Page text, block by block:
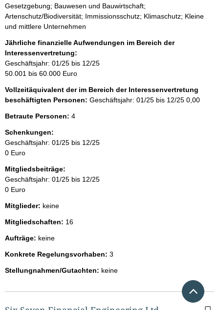
Gesetzgebung; Bauwesen und Bauwirtschaft;
Artenschutz/Biodiversität; Immissionsschutz; Klimaschutz; Kleine
und mittlere Unternehmen
Jährliche finanzielle Aufwendungen im Bereich der
Interessenvertretung:
Geschäftsjahr: 01/25 bis 12/25
50.001 bis 60.000 Euro
Vollzeitäquivalent der im Bereich der Interessenvertretung
beschäftigten Personen: Geschäftsjahr: 01/25 bis 12/25 0,00
Betraute Personen: 4
Schenkungen:
Geschäftsjahr: 01/25 bis 12/25
0 Euro
Mitgliedsbeiträge:
Geschäftsjahr: 01/25 bis 12/25
0 Euro
Mitglieder: keine
Mitgliedschaften: 16
Aufträge: keine
Konkrete Regelungsvorhaben: 3
Stellungnahmen/Gutachten: keine